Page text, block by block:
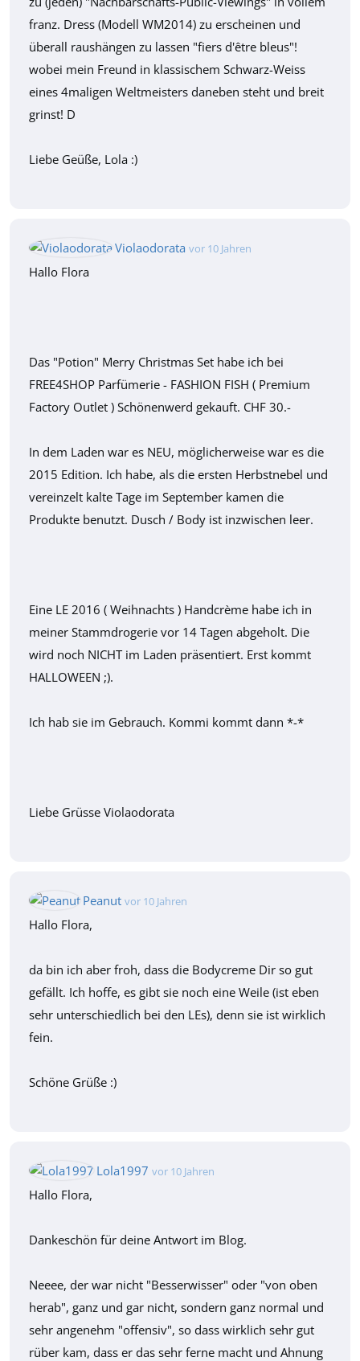
franz. Dress (Modell WM2014) zu erscheinen und
überall raushängen zu lassen "fiers d'être bleus"!
wobei mein Freund in klassischem Schwarz-Weiss
eines 4maligen Weltmeisters daneben steht und breit
grinst! D
Liebe Geüße, Lola :)
Violaodorata vor 10 Jahren
Hallo Flora
Das "Potion" Merry Christmas Set habe ich bei
FREE4SHOP Parfümerie - FASHION FISH ( Premium
Factory Outlet ) Schönenwerd gekauft. CHF 30.-
In dem Laden war es NEU, möglicherweise war es die
2015 Edition. Ich habe, als die ersten Herbstnebel und
vereinzelt kalte Tage im September kamen die
Produkte benutzt. Dusch / Body ist inzwischen leer.
Eine LE 2016 ( Weihnachts ) Handcrème habe ich in
meiner Stammdrogerie vor 14 Tagen abgeholt. Die
wird noch NICHT im Laden präsentiert. Erst kommt
HALLOWEEN ;).
Ich hab sie im Gebrauch. Kommi kommt dann *-*
Liebe Grüsse Violaodorata
Peanut vor 10 Jahren
Hallo Flora,
da bin ich aber froh, dass die Bodycreme Dir so gut
gefällt. Ich hoffe, es gibt sie noch eine Weile (ist eben
sehr unterschiedlich bei den LEs), denn sie ist wirklich
fein.
Schöne Grüße :)
Lola1997 vor 10 Jahren
Hallo Flora,
Dankeschön für deine Antwort im Blog.
Neeee, der war nicht "Besserwisser" oder "von oben
herab", ganz und gar nicht, sondern ganz normal und
sehr angenehm "offensiv", so dass wirklich sehr gut
rüber kam, dass er das sehr ferne macht und Ahnung